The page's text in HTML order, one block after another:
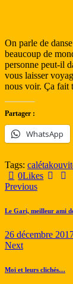
On parle de
beaucoup de
personne peut-il
vous laisser
nous voir. Ça fait
Partager :
WhatsApp
Tags: caléta
0Likes
Previous
Le Gari, meilleur ami
26 décembre
Next
Moi et leurs clichés…